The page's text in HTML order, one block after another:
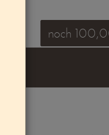
noch